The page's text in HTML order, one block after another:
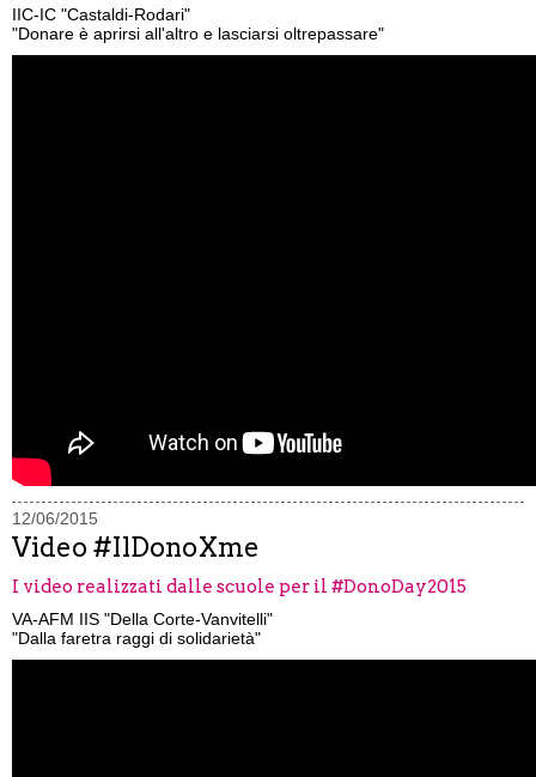
IIC-IC "Castaldi-Rodari"
"Donare è aprirsi all'altro e lasciarsi oltrepassare"
12/06/2015
Video #IlDonoXme
I video realizzati dalle scuole per il #DonoDay2015
VA-AFM IIS "Della Corte-Vanvitelli"
"Dalla faretra raggi di solidarietà"